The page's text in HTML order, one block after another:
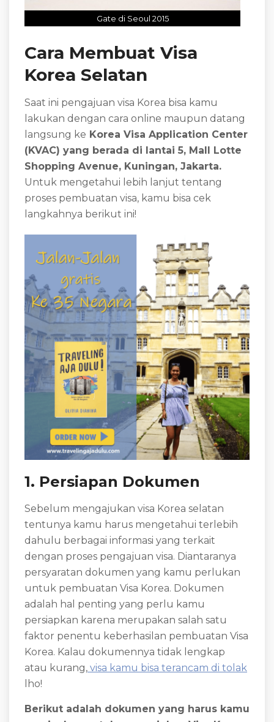
Gate di Seoul 2015
Cara Membuat Visa
Korea Selatan
Saat ini pengajuan visa Korea bisa kamu
lakukan dengan cara online maupun datang
langsung ke Korea Visa Application Center
(KVAC) yang berada di lantai 5, Mall Lotte
Shopping Avenue, Kuningan, Jakarta.
Untuk mengetahui lebih lanjut tentang
proses pembuatan visa, kamu bisa cek
langkahnya berikut ini!
1. Persiapan Dokumen
Sebelum mengajukan visa Korea selatan
tentunya kamu harus mengetahui terlebih
dahulu berbagai informasi yang terkait
dengan proses pengajuan visa. Diantaranya
persyaratan dokumen yang kamu perlukan
untuk pembuatan Visa Korea. Dokumen
adalah hal penting yang perlu kamu
persiapkan karena merupakan salah satu
faktor penentu keberhasilan pembuatan Visa
Korea. Kalau dokumennya tidak lengkap
atau kurang, visa kamu bisa terancam di tolak
lho!
Berikut adalah dokumen yang harus kamu